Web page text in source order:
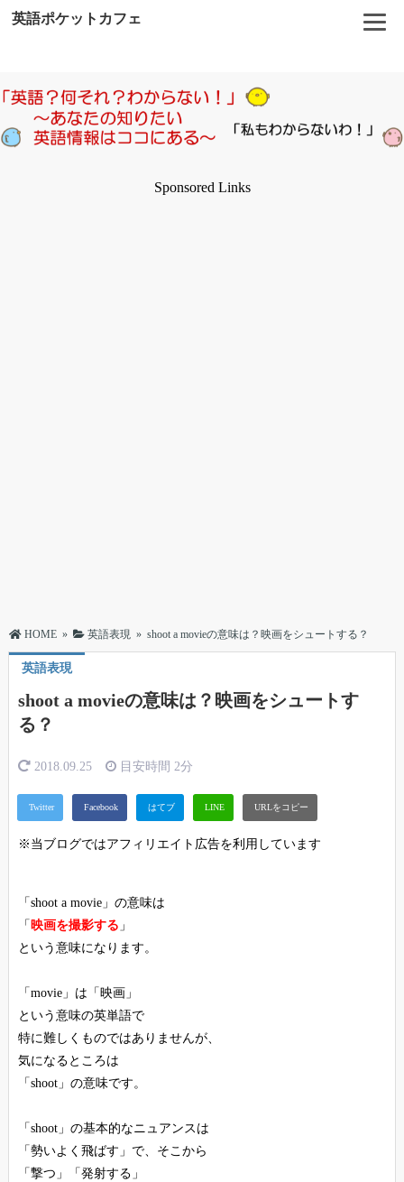
英語ポケットカフェ
Sponsored Links
HOME » 英語表現 » shoot a movieの意味は？映画をシュートする？
英語表現
shoot a movieの意味は？映画をシュートす
る？
2018.09.25 目安時間 2分
※当ブログではアフィリエイト広告を利用しています
「shoot a movie」の意味は
「 映画を撮影する 」
という意味になります。
「movie」は「映画」
という意味の英単語で
特に難しくものではありませんが、
気になるところは
「shoot」の意味です。
「shoot」の基本的なニュアンスは
「勢いよく飛ばす」で、そこから
「撃つ」「発射する」